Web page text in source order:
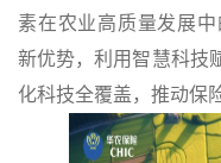
素在农业高质量发展
新优势，利用智慧科技
化科技全覆盖，推动保